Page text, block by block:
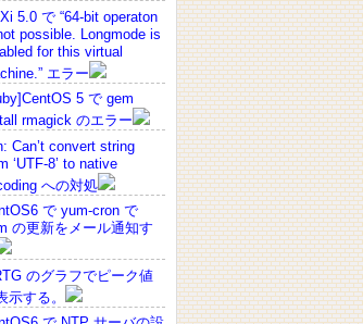
5.0 で “64-bit operaton
possible. Longmode is
for this virtual
エラー
5 で gem
rmagick のエラー
Can’t convert string
‘UTF-8’ to native
への対処
で yum-cron で
の更新をメール通知す
のグラフでピーク値
示する。